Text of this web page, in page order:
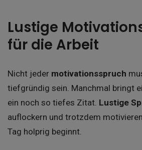
Lustige
für die Arbeit
Nicht jeder motivationsspruch
tiefgründig sein. Manchmal bringt
ein noch so tiefes Zitat. Lustige
auflockern und trotzdem
Tag holprig beginnt.